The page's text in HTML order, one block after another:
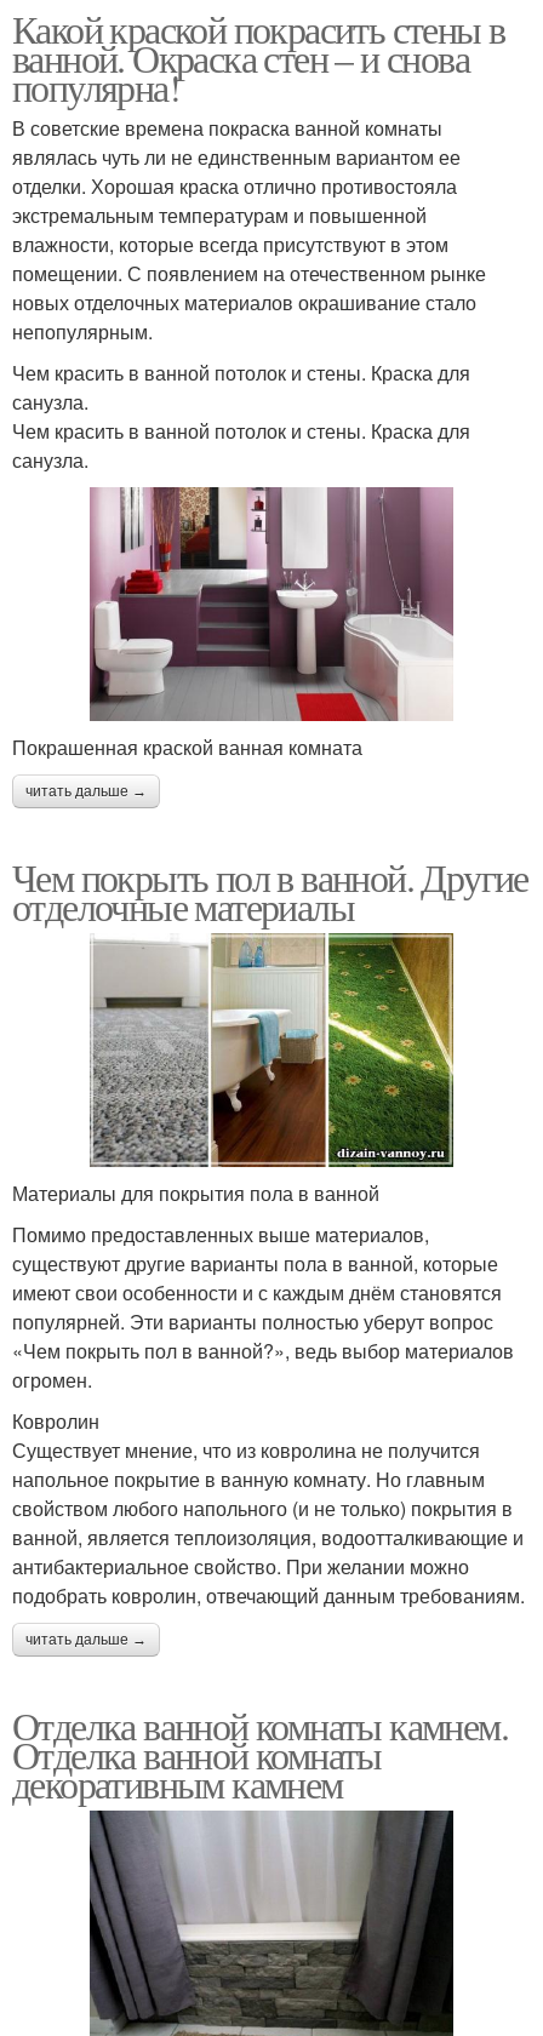
Какой краской покрасить стены в
ванной. Окраска стен – и снова
популярна!
В советские времена покраска ванной комнаты
являлась чуть ли не единственным вариантом ее
отделки. Хорошая краска отлично противостояла
экстремальным температурам и повышенной
влажности, которые всегда присутствуют в этом
помещении. С появлением на отечественном рынке
новых отделочных материалов окрашивание стало
непопулярным.
Чем красить в ванной потолок и стены. Краска для
санузла.
Чем красить в ванной потолок и стены. Краска для
санузла.
Покрашенная краской ванная комната
читать дальше →
Чем покрыть пол в ванной. Другие
отделочные материалы
Материалы для покрытия пола в ванной
Помимо предоставленных выше материалов,
существуют другие варианты пола в ванной, которые
имеют свои особенности и с каждым днём становятся
популярней. Эти варианты полностью уберут вопрос
«Чем покрыть пол в ванной?», ведь выбор материалов
огромен.
Ковролин
Существует мнение, что из ковролина не получится
напольное покрытие в ванную комнату. Но главным
свойством любого напольного (и не только) покрытия в
ванной, является теплоизоляция, водоотталкивающие и
антибактериальное свойство. При желании можно
подобрать ковролин, отвечающий данным требованиям.
читать дальше →
Отделка ванной комнаты камнем.
Отделка ванной комнаты
декоративным камнем